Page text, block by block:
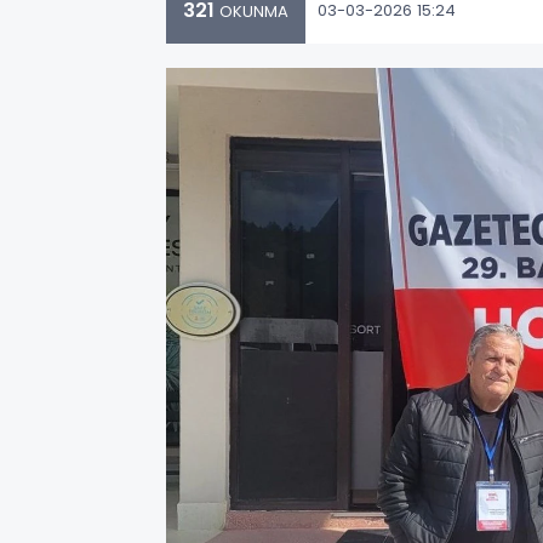
321 OKUNMA 03-03-2026 15:24